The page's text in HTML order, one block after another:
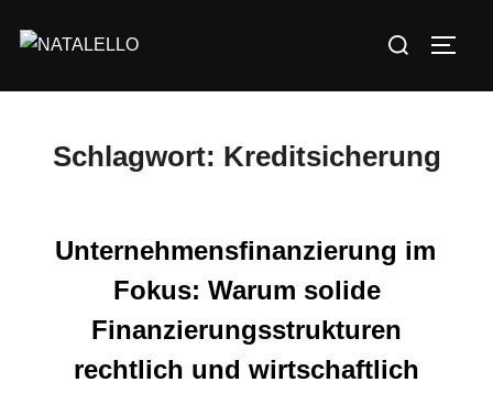
Schlagwort: Kreditsicherung
Unternehmensfinanzierung im
Fokus: Warum solide
Finanzierungsstrukturen
rechtlich und wirtschaftlich